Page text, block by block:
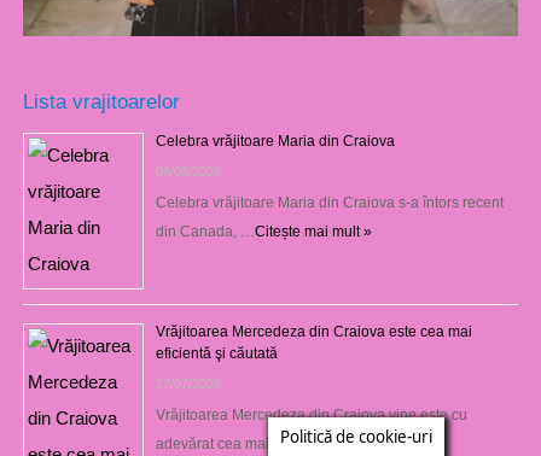
Lista vrajitoarelor
Celebra vrăjitoare Maria din Craiova
06/08/2026
Celebra vrăjitoare Maria din Craiova s-a întors recent
din Canada, … Citește mai mult »
Vrăjitoarea Mercedeza din Craiova este cea mai
eficientă şi căutată
27/07/2026
Vrăjitoarea Mercedeza din Craiova vine este cu
adevărat cea mai …Citește mai mult »
Politică de cookie-uri